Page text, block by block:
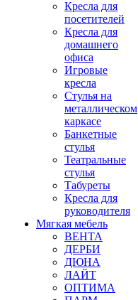
Кресла для
посетителей
Кресла для
домашнего
офиса
Игровые
кресла
Стулья на
металлическом
каркасе
Банкетные
стулья
Театральные
стулья
Табуреты
Кресла для
руководителя
Мягкая мебель
ВЕНТА
ДЕРБИ
ДЮНА
ЛАЙТ
ОПТИМА